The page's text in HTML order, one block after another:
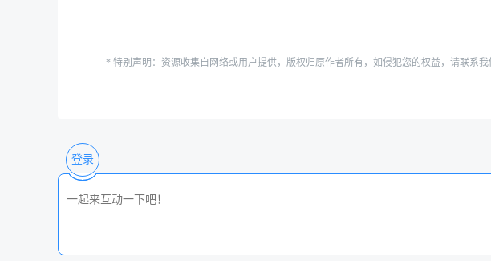
* 特别声明：资源收集自网络或用户提供，版权归原作者所有，如侵犯您的权益，请联系我
登录